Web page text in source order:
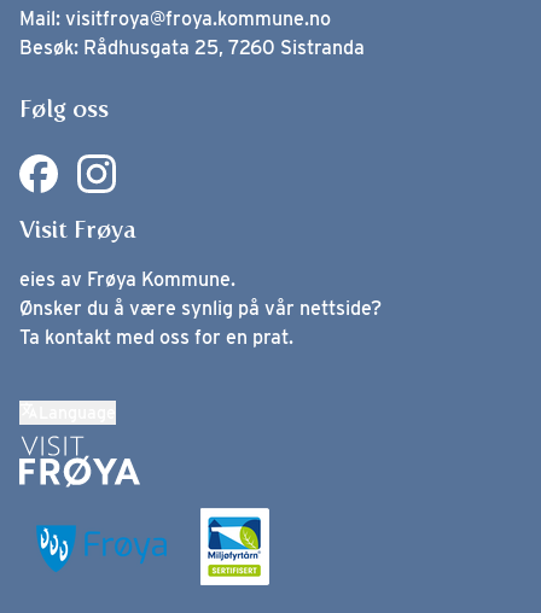
Mail: visitfroya@froya.kommune.no
Besøk: Rådhusgata 25, 7260 Sistranda
Følg oss
Visit Frøya
eies av Frøya Kommune.
Ønsker du å være synlig på vår nettside?
Ta kontakt med oss for en prat.